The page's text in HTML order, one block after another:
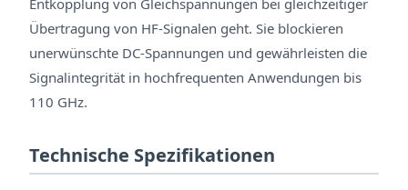
Übertragung von HF-Signalen geht. Sie blockieren
unerwünschte DC-Spannungen und gewährleisten die
Signalintegrität in hochfrequenten Anwendungen bis
110 GHz.
Technische Spezifikationen